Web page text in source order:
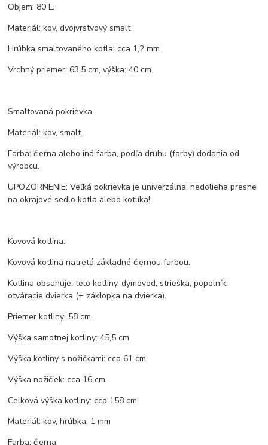
Objem: 80 L.
Materiál: kov, dvojvrstvový smalt
Hrúbka smaltovaného kotla: cca 1,2 mm
Vrchný priemer: 63,5 cm, výška: 40 cm.
Smaltovaná pokrievka.
Materiál: kov, smalt.
Farba: čierna alebo iná farba, podľa druhu (farby) dodania od
výrobcu.
UPOZORNENIE: Veľká pokrievka je univerzálna, nedolieha presne
na okrajové sedlo kotla alebo kotlíka!
Kovová kotlina.
Kovová kotlina natretá základné čiernou farbou.
Kotlina obsahuje: telo kotliny, dymovod, strieška, popolník,
otváracie dvierka (+ záklopka na dvierka).
Priemer kotliny: 58 cm.
Výška samotnej kotliny: 45,5 cm.
Výška kotliny s nožičkami: cca 61 cm.
Výška nožičiek: cca 16 cm.
Celková výška kotliny: cca 158 cm.
Materiál: kov, hrúbka: 1 mm
Farba: čierna.